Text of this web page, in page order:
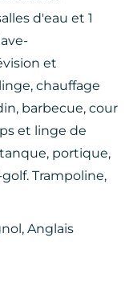
d'eau et 1
et
chauffage
barbecue, cour
et linge de
portique,
Trampoline,
Anglais